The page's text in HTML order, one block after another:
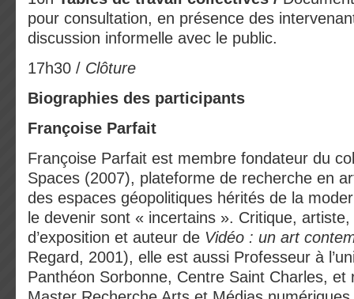
pour consultation, en présence des
discussion informelle avec le public.
17h30 / Clôture
Biographies des participants
Françoise Parfait
Françoise Parfait est membre fondateur du
Spaces (2007), plateforme de recherche en
des espaces géopolitiques hérités de la
le devenir sont « incertains ». Critique,
d’exposition et auteur de Vidéo : un art
Regard, 2001), elle est aussi Professeur à
Panthéon Sorbonne, Centre Saint Charles, et